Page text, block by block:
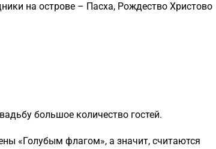
на острове – Пасха, Рождество Христово
большое количество гостей.
«Голубым флагом», а значит, считаются